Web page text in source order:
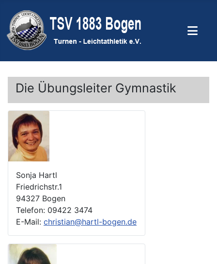
Die Übungsleiter Gymnastik
Sonja Hartl
Friedrichstr.1
94327 Bogen
Telefon: 09422 3474
E-Mail: christian@hartl-bogen.de